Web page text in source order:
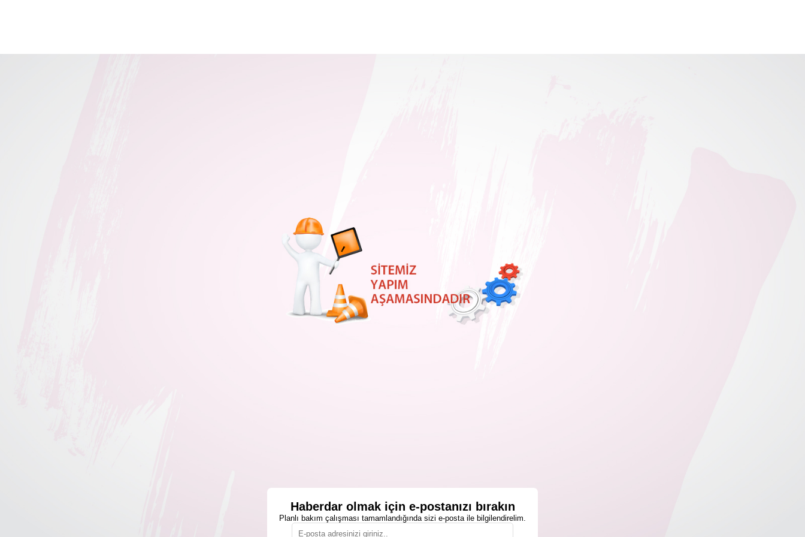
Haberdar olmak için e-postanızı bırakın
Planlı bakım çalışması tamamlandığında sizi e-posta ile bilgilendirelim.